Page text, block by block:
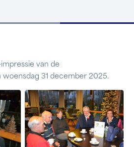
van de
woensdag 31 december 2025.